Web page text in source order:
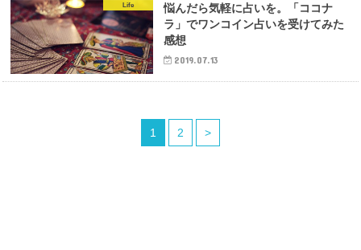
Life
悩んだら気軽に占いを。「ココナ
ラ」でワンコイン占いを受けてみた
感想
2019.07.13
1 2 >